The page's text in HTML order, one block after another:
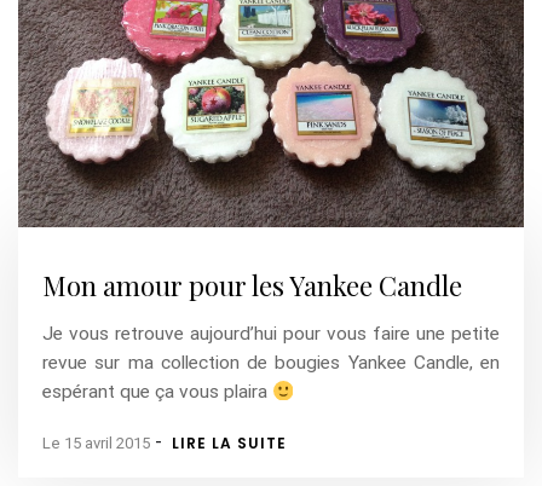
Mon amour pour les Yankee Candle
Je vous retrouve aujourd’hui pour vous faire une petite
revue sur ma collection de bougies Yankee Candle, en
espérant que ça vous plaira
Le 15 avril 2015 - LIRE LA SUITE